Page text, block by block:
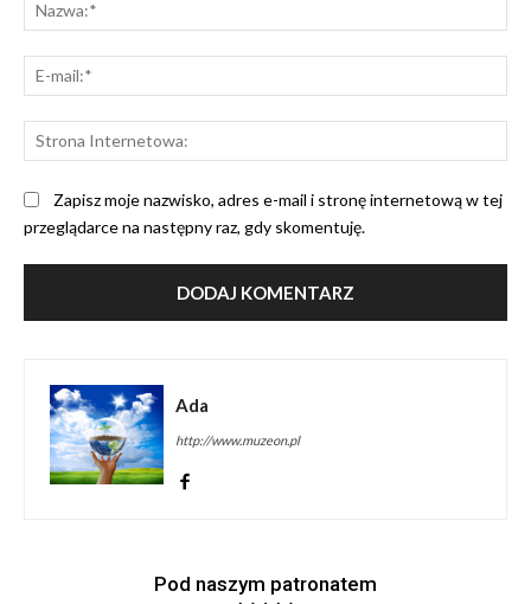
Zapisz moje nazwisko, adres e-mail i stronę internetową w tej
przeglądarce na następny raz, gdy skomentuję.
Ada
http://www.muzeon.pl
Pod naszym patronatem